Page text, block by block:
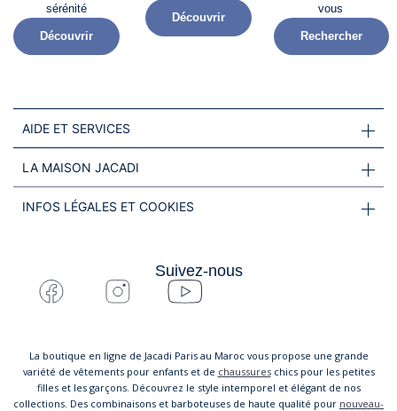
sérénité​
Découvrir
Découvrir
vous
Rechercher
AIDE ET SERVICES
LA MAISON JACADI
INFOS LÉGALES ET COOKIES
Suivez-nous
La boutique en ligne de Jacadi Paris au Maroc vous propose une grande
variété de vêtements pour enfants et de chaussureschics pour les petites
filles et les garçons. Découvrez le style intemporel et élégant de nos
collections. Des combinaisons et barboteuses de haute qualité pour nouveau-